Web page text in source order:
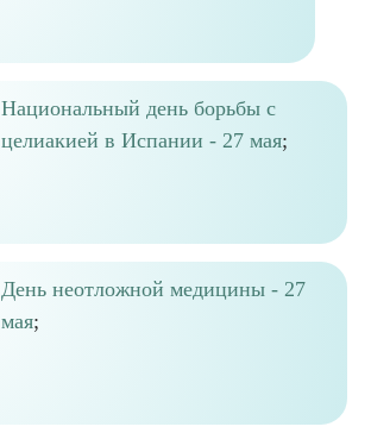
Национальный день борьбы с
целиакией в Испании - 27 мая;
День неотложной медицины - 27
мая;